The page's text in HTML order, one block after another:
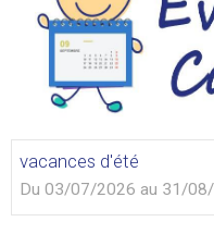
vacances d'été
Du 03/07/2026 au 31/